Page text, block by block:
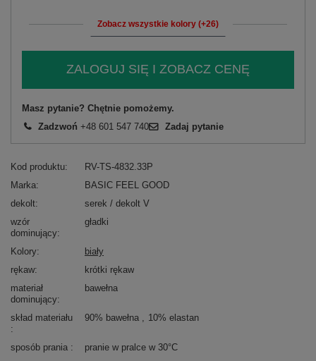
Zobacz wszystkie kolory (+26)
ZALOGUJ SIĘ I ZOBACZ CENĘ
Masz pytanie? Chętnie pomożemy.
Zadzwoń +48 601 547 740 Zadaj pytanie
Kod produktu
RV-TS-4832.33P
Marka
BASIC FEEL GOOD
dekolt
serek / dekolt V
wzór
dominujący
gładki
Kolory
biały
rękaw
krótki rękaw
materiał
dominujący
bawełna
skład materiału 90% bawełna 10% elastan
sposób prania
pranie w pralce w 30°C